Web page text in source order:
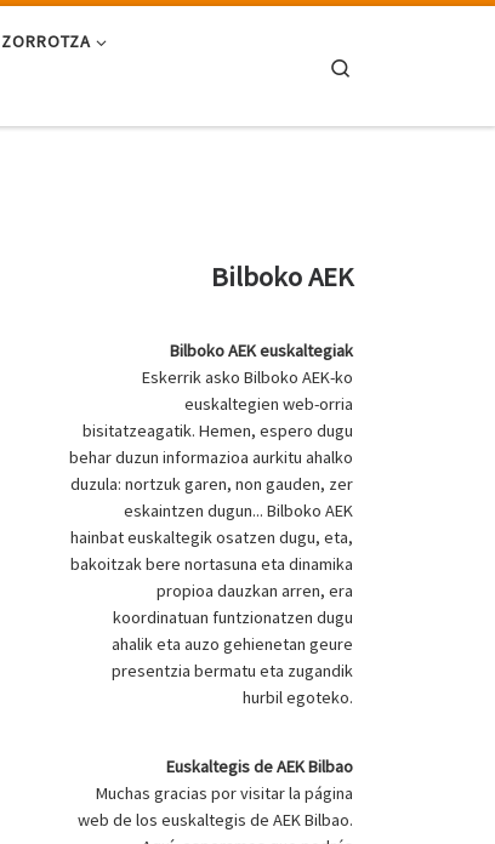
ZORROTZA
Bilboko AEK
Bilboko AEK euskaltegiak
Eskerrik asko Bilboko AEK-ko
euskaltegien web-orria
bisitatzeagatik. Hemen, espero dugu
behar duzun informazioa aurkitu ahalko
duzula: nortzuk garen, non gauden, zer
eskaintzen dugun... Bilboko AEK
hainbat euskaltegik osatzen dugu, eta,
bakoitzak bere nortasuna eta dinamika
propioa dauzkan arren, era
koordinatuan funtzionatzen dugu
ahalik eta auzo gehienetan geure
presentzia bermatu eta zugandik
hurbil egoteko.
Euskaltegis de AEK Bilbao
Muchas gracias por visitar la página
web de los euskaltegis de AEK Bilbao.